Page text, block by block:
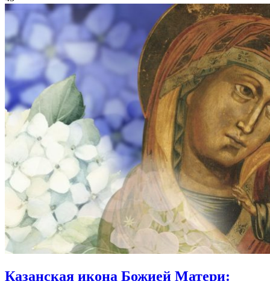
Казанская икона Божией Матери: